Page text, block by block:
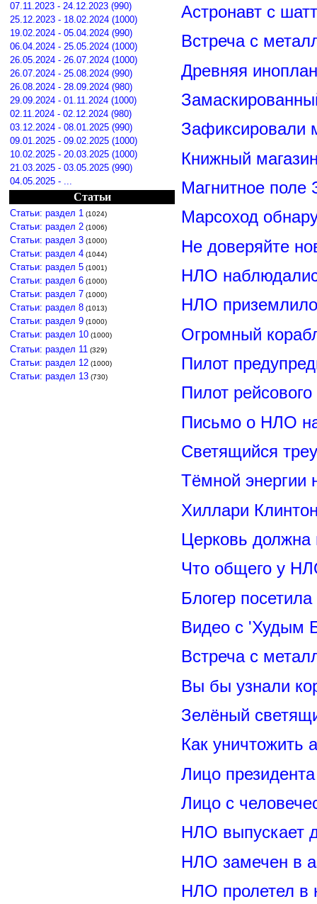
07.11.2023 - 24.12.2023 (990)
25.12.2023 - 18.02.2024 (1000)
19.02.2024 - 05.04.2024 (990)
06.04.2024 - 25.05.2024 (1000)
26.05.2024 - 26.07.2024 (1000)
26.07.2024 - 25.08.2024 (990)
26.08.2024 - 28.09.2024 (980)
29.09.2024 - 01.11.2024 (1000)
02.11.2024 - 02.12.2024 (980)
03.12.2024 - 08.01.2025 (990)
09.01.2025 - 09.02.2025 (1000)
10.02.2025 - 20.03.2025 (1000)
21.03.2025 - 03.05.2025 (990)
04.05.2025 - ...
Статьи
Статьи: раздел 1 (1024)
Статьи: раздел 2 (1006)
Статьи: раздел 3 (1000)
Статьи: раздел 4 (1044)
Статьи: раздел 5 (1001)
Статьи: раздел 6 (1000)
Статьи: раздел 7 (1000)
Статьи: раздел 8 (1013)
Статьи: раздел 9 (1000)
Статьи: раздел 10 (1000)
Статьи: раздел 11 (329)
Статьи: раздел 12 (1000)
Статьи: раздел 13 (730)
Астронавт с
Встреча с
Древняя
Зафиксировали
Книжный
Магнитное поле
Марсоход
Не доверяйте
НЛО
НЛО
Огромный
Пилот
Пилот
Письмо о НЛО
Светящийся
Тёмной энергии
Хиллари
Церковь должна
Что общего у
Блогер
Видео с 'Худым
Встреча с
Вы бы узнали
Зелёный
Как уничтожить
Лицо
Лицо с
НЛО выпускает
НЛО замечен в
НЛО пролетел в